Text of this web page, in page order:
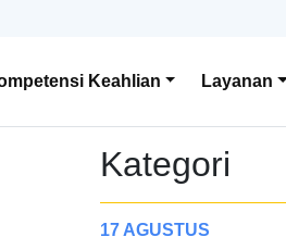
Keahlian Layanan
Kategori
17 AGUSTUS